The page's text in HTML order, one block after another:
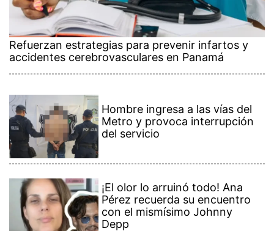
Refuerzan estrategias para prevenir infartos y
accidentes cerebrovasculares en Panamá
Hombre ingresa a las vías del
Metro y provoca interrupción
del servicio
¡El olor lo arruinó todo! Ana
Pérez recuerda su encuentro
con el mismísimo Johnny
Depp